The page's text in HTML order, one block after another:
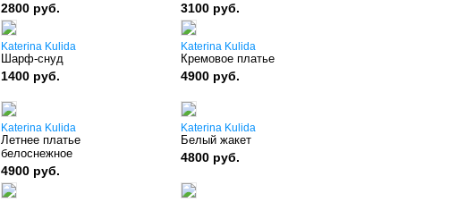
2800 руб. 3100 руб.
Katerina Kulida
Шарф-снуд
1400 руб.
Katerina Kulida
Кремовое платье
4900 руб.
Katerina Kulida
Летнее платье
белоснежное
4900 руб.
Katerina Kulida
Белый жакет
4800 руб.